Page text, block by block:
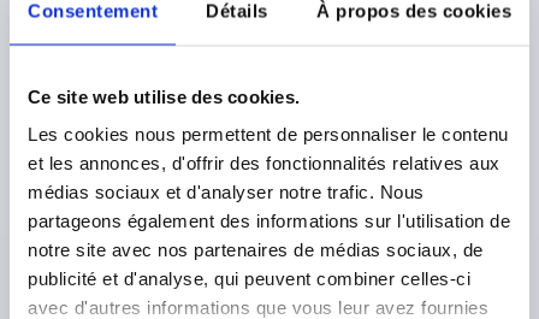
Consentement Détails À propos des cookies
Ce site web utilise des cookies.
Les cookies nous permettent de personnaliser le contenu
et les annonces, d'offrir des fonctionnalités relatives aux
médias sociaux et d'analyser notre trafic. Nous
partageons également des informations sur l'utilisation de
notre site avec nos partenaires de médias sociaux, de
publicité et d'analyse, qui peuvent combiner celles-ci
avec d'autres informations que vous leur avez fournies
S=8
HAUTEUR=16,6
Référence:K1852.08311818
19,06 €
hors TVA
hors frais d’envoi
DÉTAILS
K1852